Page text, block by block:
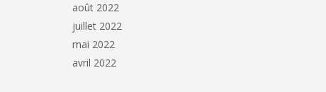
août 2022
juillet 2022
mai 2022
avril 2022